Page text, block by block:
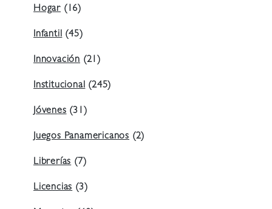
Hogar (16)
Infantil(45)
Innovación (21)
Institucional(245)
Jóvenes(31)
Juegos Panamericanos (2)
Librerías(7)
Licencias(3)